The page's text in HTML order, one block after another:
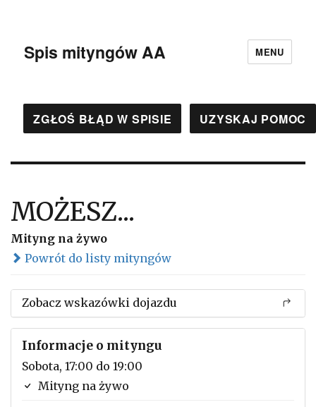
Spis mityngów AA MENU
ZGŁOŚ BŁĄD W SPISIE UZYSKAJ POMOC
MOŻESZ...
Mityng na żywo
Powrót do listy mityngów
Zobacz wskazówki dojazdu
Informacje o mityngu
Sobota, 17:00 do 19:00
Mityng na żywo